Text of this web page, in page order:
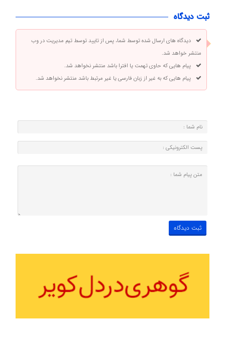
ثبت دیدگاه
دیدگاه های ارسال شده توسط شما، پس از تایید توسط تیم مدیریت در وب
منتشر خواهد شد.
پیام هایی که حاوی تهمت یا افترا باشد منتشر نخواهد شد.
پیام هایی که به غیر از زبان فارسی یا غیر مرتبط باشد منتشر نخواهد شد.